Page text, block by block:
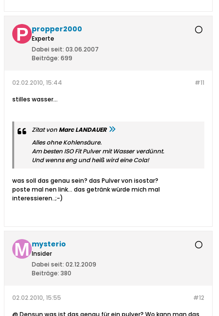
propper2000
Experte
Dabei seit: 03.06.2007
Beiträge: 699
#11
02.02.2010, 15:44
stilles wasser...
Zitat vonMarc LANDAUER
Alles ohne Kohlensäure.
Am besten ISO Fit Pulver mit Wasser verdünnt.
Und wenns eng und heiß wird eine Cola!
was soll das genau sein? das Pulver von isostar?
poste mal nen link... das getränk würde mich mal
interessieren..;-)
mysterio
Insider
Dabei seit: 02.12.2009
Beiträge: 380
#12
02.02.2010, 15:55